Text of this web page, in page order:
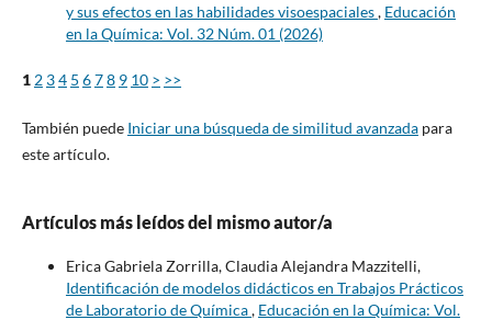
y sus efectos en las habilidades visoespaciales, Educación
en la Química: Vol. 32 Núm. 01 (2026)
1 2 34 5 678 9 10 > >>
También puede Iniciar una búsqueda de similitud avanzadapara
este artículo.
Artículos más leídos del mismo autor/a
Erica Gabriela Zorrilla, Claudia Alejandra Mazzitelli,
Identificación de modelos didácticos en Trabajos Prácticos
de Laboratorio de Química, Educación en la Química: Vol.